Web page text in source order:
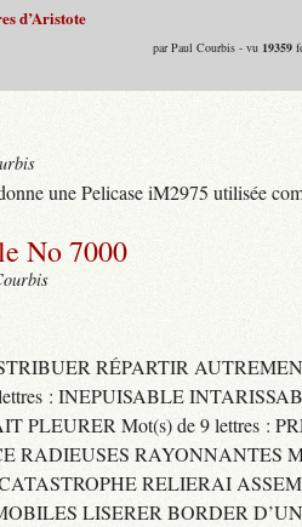
d’Aristote
par Paul Courbis - vu 19359
une Pelicase iM2975 utilisée
No 7000
RÉPARTIR
: INEPUISABLE
PLEURER Mot(s) de 9 lettres :
RADIEUSES RAYONNANTES
RELIERAI
LISERER BORDER